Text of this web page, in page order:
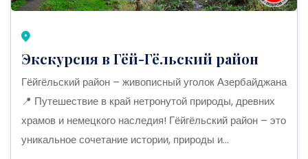
Экскурсия в Гёй-Гёльский район
Гёйгёльский район – живописный уголок Азербайджана
📍 Путешествие в край нетронутой природы, древних
храмов и немецкого наследия! Гёйгёльский район – это
уникальное сочетание истории, природы и...